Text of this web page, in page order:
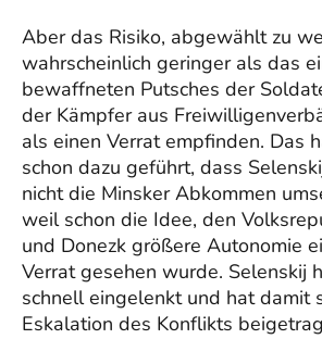
Aber das Risiko, abgewählt zu
wahrscheinlich geringer als das
bewaffneten Putsches der
der Kämpfer aus
als einen Verrat empfinden. Das
schon dazu geführt, dass
nicht die Minsker Abkommen
weil schon die Idee, den
und Donezk größere Autonomie
Verrat gesehen wurde. Selenskij
schnell eingelenkt und hat damit
Eskalation des Konflikts